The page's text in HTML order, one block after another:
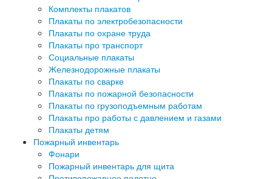
Комплекты плакатов
Плакаты по электробезопасности
Плакаты по охране труда
Плакаты про транспорт
Социальные плакаты
Железнодорожные плакаты
Плакаты по сварке
Плакаты по пожарной безопасности
Плакаты по грузоподъемным работам
Плакаты про работы с давлением и газами
Плакаты детям
Пожарный инвентарь
Фонари
Пожарный инвентарь для щита